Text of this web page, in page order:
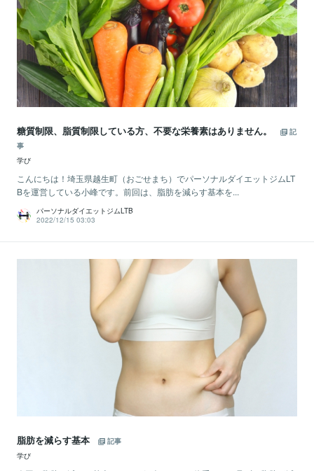
糖質制限、脂質制限している方、不要な栄養素はありません。
記
事
学び
こんにちは！埼玉県越生町（おごせまち）でパーソナルダイエットジムLT
Bを運営している小峰です。前回は、脂肪を減らす基本を...
パーソナルダイエットジムLTB
2022/12/15 03:03
脂肪を減らす基本
記事
学び